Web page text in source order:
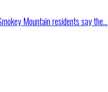
Mountain residents say the…